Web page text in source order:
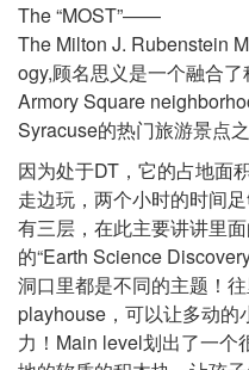
The “MOST”——
The Milton J. Rubenstein
ogy,顾名思义是一个融合
Armory Square
Syracuse的热门旅游景点之
因为处于DT，它的占地面
走边玩，两个小时的时间
有三层，在此主要讲讲里
的“Earth Science
洞口里都是不同的主题！
playhouse，可以让多动的
力！Main level划出了一个